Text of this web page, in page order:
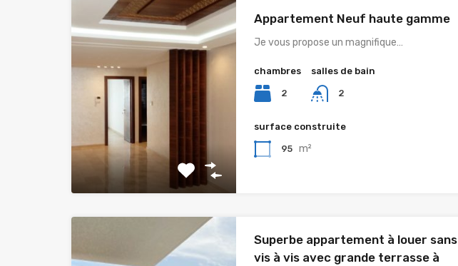
Appartement Neuf haute gamme
Je vous propose un magnifique…
chambres
2
salles de bain
2
surface construite
95 m²
Superbe appartement à louer sans
vis à vis avec grande terrasse à